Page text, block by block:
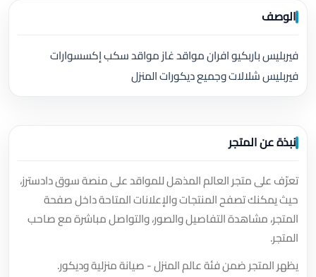
الوصف
فيربليس باربكيو افران مواقد غاز مواقد سكب إكسسوارات
فيربليس شلالات وجميع ديكورات المنزل
نبذة عن المتجر
تعرّف على متجر العالم المذهل للمواقد على منصة سوق دادسترز،
حيث يمكنك تصفح المنتجات والإعلانات المتاحة داخل صفحة
المتجر، مشاهدة التفاصيل والصور، والتواصل مباشرة مع صاحب
المتجر.
يظهر المتجر ضمن فئة عالم المنزل - صيانة منزلية وديكور.